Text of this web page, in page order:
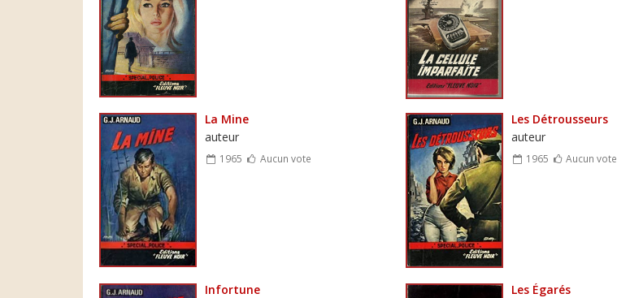
La Mine
auteur
1965 Aucun vote
Les Détrousseurs
auteur
1965 Aucun vote
Infortune
Les Égarés